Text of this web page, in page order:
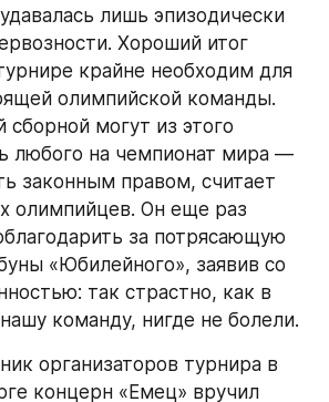
лишь эпизодически
Хороший итог
крайне необходим для
олимпийской команды.
могут из этого
любого на чемпионат мира —
законным правом, считает
олимпийцев. Он еще раз
за потрясающую
«Юбилейного», заявив со
так страстно, как в
команду, нигде не болели.
организаторов турнира в
концерн «Емец» вручил